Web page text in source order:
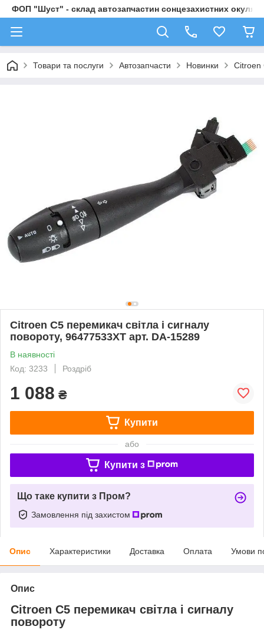
ФОП "Шуст" - склад автозапчастин сонцезахистних
Товари та послуги Автозапчасти Новинки Citroen
Citroen C5 перемикач світла і сигналу
повороту, 96477533XT арт. DA-15289
В наявності
Код: 3233
Роздріб
1 088 ₴
Купити
або
Купити з
Що таке купити з Пром?
Замовлення під захистом
Опис Характеристики Доставка Оплата Умови
Опис
Citroen C5 перемикач світла і сигналу
повороту